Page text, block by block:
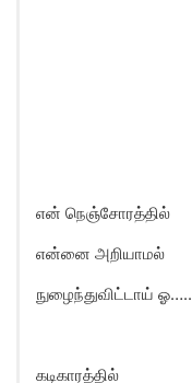
என் நெஞ்சோரத்தில்
என்னை அறியாமல்
நுழைந்துவிட்டாய் ஓ…..
கடிகாரத்தில்